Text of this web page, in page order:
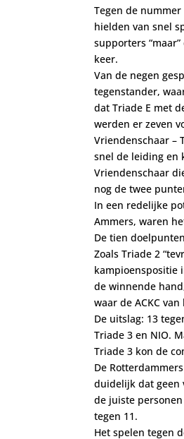
Tegen de nummer
hielden van snel
supporters
keer.
Van de negen
tegenstander,
dat Triade E met
werden er zeven
Vriendenschaar –
snel de leiding en
Vriendenschaar
nog de twee
In een redelijke
Ammers, waren
De tien
Zoals Triade 2
kampioenspositie
de winnende
waar de ACKC
De uitslag: 13
Triade 3 en NIO.
Triade 3 kon de
De
duidelijk dat geen
de juiste
tegen 11.
Het spelen tegen